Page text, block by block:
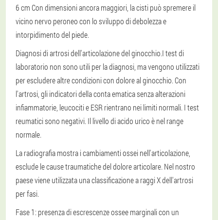
6 cm Con dimensioni ancora maggiori, la cisti può spremere il
vicino nervo peroneo con lo sviluppo di debolezza e
intorpidimento del piede.
Diagnosi di artrosi dell'articolazione del ginocchio.I test di
laboratorio non sono utili per la diagnosi, ma vengono utilizzati
per escludere altre condizioni con dolore al ginocchio. Con
l'artrosi, gli indicatori della conta ematica senza alterazioni
infiammatorie, leucociti e ESR rientrano nei limiti normali. I test
reumatici sono negativi. Il livello di acido urico è nel range
normale.
La radiografia mostra i cambiamenti ossei nell'articolazione,
esclude le cause traumatiche del dolore articolare. Nel nostro
paese viene utilizzata una classificazione a raggi X dell'artrosi
per fasi.
Fase 1: presenza di escrescenze ossee marginali con un